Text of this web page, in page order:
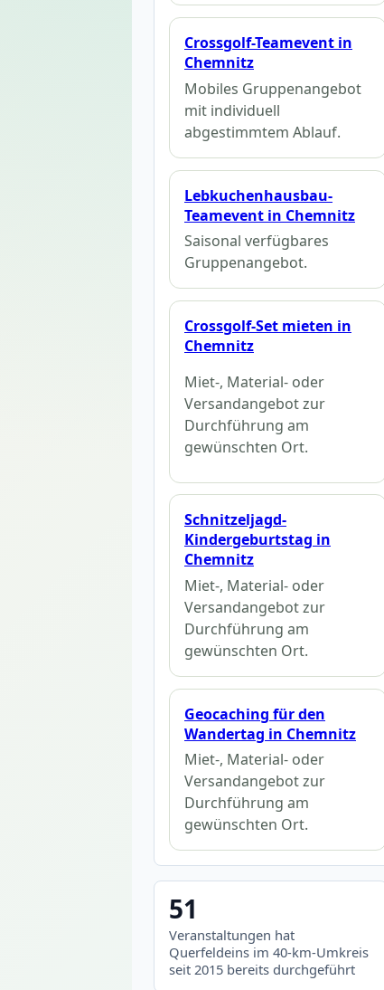
Crossgolf-Teamevent in
Chemnitz
Mobiles Gruppenangebot
mit individuell
abgestimmtem Ablauf.
Lebkuchenhausbau-
Teamevent in Chemnitz
Saisonal verfügbares
Gruppenangebot.
Crossgolf-Set mieten in
Chemnitz
Miet-, Material- oder
Versandangebot zur
Durchführung am
gewünschten Ort.
Schnitzeljagd-
Kindergeburtstag in
Chemnitz
Miet-, Material- oder
Versandangebot zur
Durchführung am
gewünschten Ort.
Geocaching für den
Wandertag in Chemnitz
Miet-, Material- oder
Versandangebot zur
Durchführung am
gewünschten Ort.
51
Veranstaltungen hat
Querfeldeins im 40-km-Umkreis
seit 2015 bereits durchgeführt